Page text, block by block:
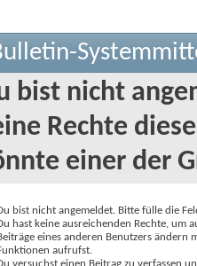
bist nicht
Rechte
einer der
bist nicht angemeldet. Bitte fülle die
hast keine ausreichenden Rechte, um
eines anderen Benutzers
aufrufst.